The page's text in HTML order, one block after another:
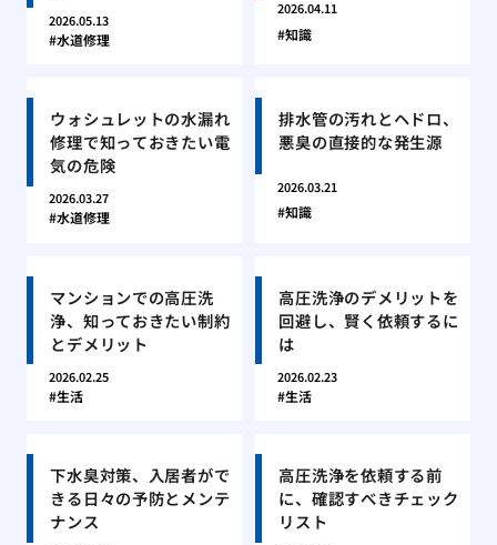
2026.05.13
水道修理
2026.04.11
知識
ウォシュレットの水漏れ
修理で知っておきたい電
気の危険
2026.03.27
水道修理
排水管の汚れとヘドロ、
悪臭の直接的な発生源
2026.03.21
知識
マンションでの高圧洗
浄、知っておきたい制約
とデメリット
2026.02.25
生活
高圧洗浄のデメリットを
回避し、賢く依頼するに
は
2026.02.23
生活
下水臭対策、入居者がで
きる日々の予防とメンテ
ナンス
高圧洗浄を依頼する前
に、確認すべきチェック
リスト